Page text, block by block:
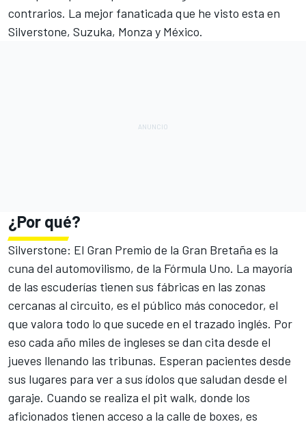
contrarios. La mejor fanaticada que he visto esta en
Silverstone, Suzuka, Monza y México.
¿Por qué?
Silverstone: El Gran Premio de la Gran Bretaña es la
cuna del automovilismo, de la Fórmula Uno. La mayoría
de las escuderías tienen sus fábricas en las zonas
cercanas al circuito, es el público más conocedor, el
que valora todo lo que sucede en el trazado inglés. Por
eso cada año miles de ingleses se dan cita desde el
jueves llenando las tribunas. Esperan pacientes desde
sus lugares para ver a sus ídolos que saludan desde el
garaje. Cuando se realiza el pit walk, donde los
aficionados tienen acceso a la calle de boxes, es